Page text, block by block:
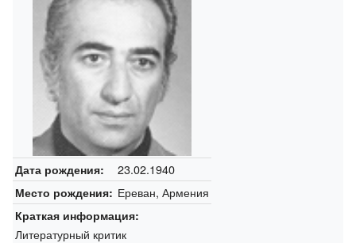
Дата рождения: 23.02.1940
Место рождения: Ереван, Армения
Краткая информация:
Литературный критик